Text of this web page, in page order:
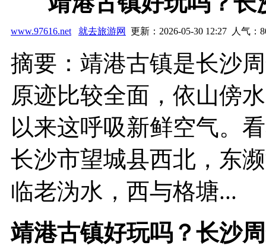
www.97616.net 就去旅游网 更新：2026-05-30 12:27 人气：
摘要：靖港古镇是长沙
原迹比较全面，依山傍
以来这呼吸新鲜空气。
长沙市望城县西北，东
临老沩水，西与格塘...
靖港古镇好玩吗？长沙